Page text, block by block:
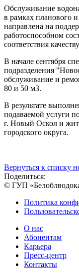
Обслуживание
в рамках планового
направлена на
работоспособном
соответствия
В начале сентября
подразделения
обслуживание и
80 и 50 м3.
В результате
подаваемой услуги
г. Новый Оскол и
городского округа.
Вернуться к списку
Поделиться:
© ГУП
Политика
О нас
Абонентам
Карьера
Пресс-центр
Контакты